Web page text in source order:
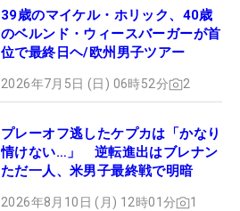
39歳のマイケル・ホリック、40歳
のベルンド・ウィースバーガーが首
位で最終日ヘ/欧州男子ツアー
2026年7月5日 (日) 06時52分 2
プレーオフ逃したケプカは「かなり
情けない…」 逆転進出はブレナン
ただ一人、米男子最終戦で明暗
2026年8月10日 (月) 12時01分 1